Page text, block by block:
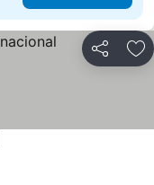
Compartir